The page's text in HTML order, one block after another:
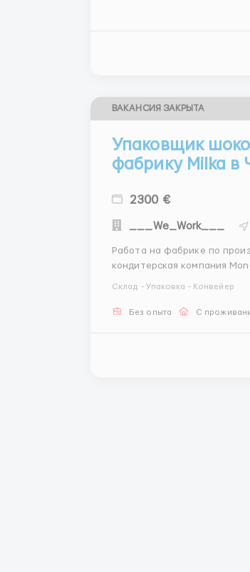
ВАКАНСИЯ ЗАКРЫТА
Упаковщик
фабрику Milka в
2300 €
___We_Work___
Работа на фабрике по
кондитерская компания
Склад - Упаковка - Конвейер
Без опыта С